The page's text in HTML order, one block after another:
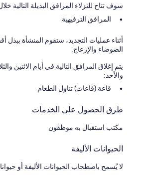
سوف تتاح للنزلاء المرافق البديلة التالية
المرافق الترفيهية
أثناء عمليات التجديد، ستقوم المنشأة
الضوضاء والإزعاج.
يتم إغلاق المرافق التالية في أيام الاثنين
والأحد:
قاعة (قاعات) تناول الطعام
طرق الحصول على الخدمات
مكتب استقبال به موظفون
الحيوانات الأليفة
لا يُسمح باصطحاب الحيوانات الأليفة أو